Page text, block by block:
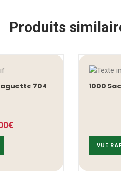
Produits
704
€
1000
VUE